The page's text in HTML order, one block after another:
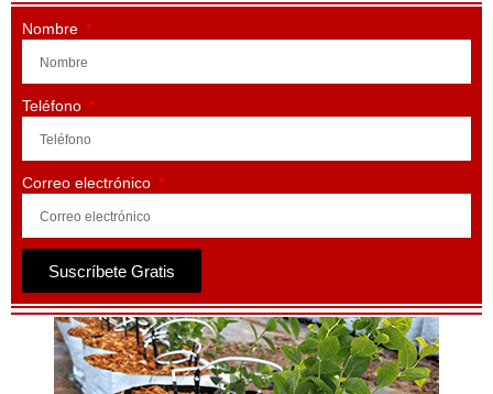
Nombre
Teléfono
Correo electrónico
Suscríbete Gratis